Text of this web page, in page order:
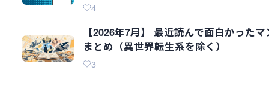
4
【2026年7月】 最近読んで面白かった
まとめ（異世界転生系を除く）
3